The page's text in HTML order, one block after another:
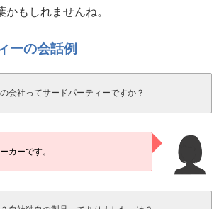
かもしれませんね。
ーの会話例
会社ってサードパーティーですか？
カーです。